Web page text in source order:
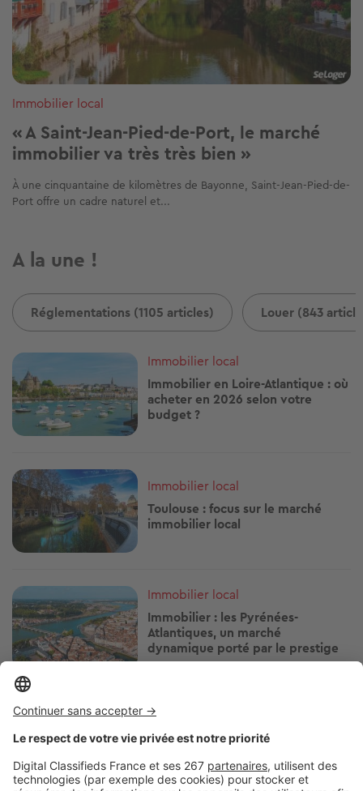
Immobilier local
« A Saint-Jean-Pied-de-Port, le marché
immobilier va très très bien »
À une cinquantaine de kilomètres de Bayonne, Saint-Jean-Pied-de-
Port offre un cadre naturel et...
A la une !
Réglementations (1105 articles) Louer (843
Image
Immobilier local
Immobilier en Loire-Atlantique : où
acheter en 2026 selon votre
budget ?
Image
Immobilier local
Toulouse : focus sur le marché
immobilier local
Image
Immobilier local
Immobilier : les Pyrénées-
Atlantiques, un marché
dynamique porté par le prestige
Image
Immobilier local
Immobilier à Biarritz et au Pays
Basque : pourquoi ce marché
reste-t-il l’un des plus convoités
de la côte atlantique ?